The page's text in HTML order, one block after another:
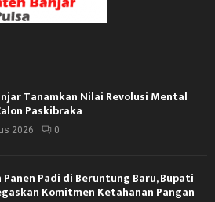
Tanamkan Nilai Revolusi Mental
Paskibraka
2026 0
Panen Padi di Beruntung Baru, Bupati
Komitmen Ketahanan Pangan